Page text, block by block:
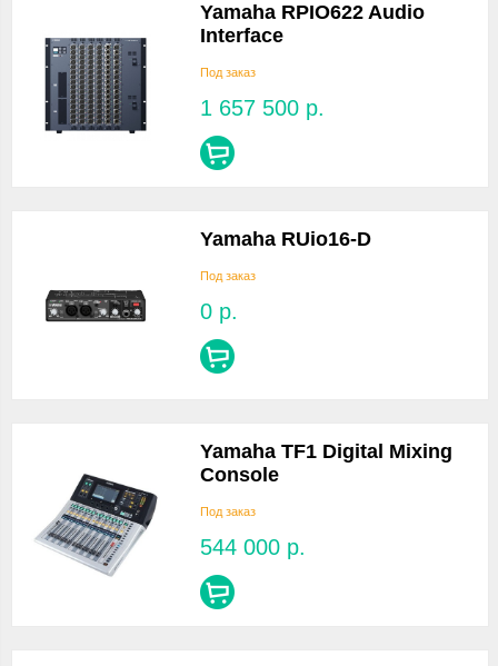
Yamaha RPIO622 Audio
Interface
Под заказ
1 657 500 р.
Yamaha RUio16-D
Под заказ
0 р.
Yamaha TF1 Digital Mixing
Console
Под заказ
544 000 р.